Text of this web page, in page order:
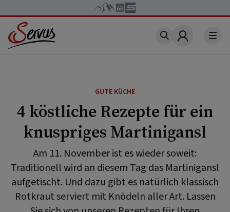
Account
GUTE KÜCHE
4 köstliche Rezepte für ein
knuspriges Martinigansl
Am 11. November ist es wieder soweit:
Traditionell wird an diesem Tag das Martinigansl
aufgetischt. Und dazu gibt es natürlich klassisch
Rotkraut serviert mit Knödeln aller Art. Lassen